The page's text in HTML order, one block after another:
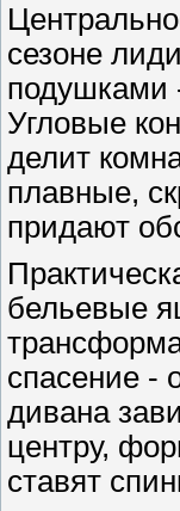
сезоне
подушками
Угловые
делит
плавные,
придают
бельевые
спасение -
дивана
центру,
ставят